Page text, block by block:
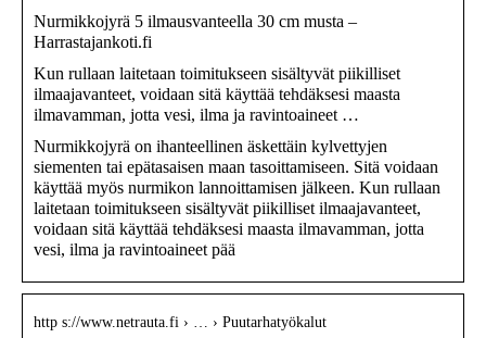
Nurmikkojyrä 5 ilmausvanteella 30 cm musta –
Harrastajankoti.fi
Kun rullaan laitetaan toimitukseen sisältyvät piikilliset
ilmaajavanteet, voidaan sitä käyttää tehdäksesi maasta
ilmavamman, jotta vesi, ilma ja ravintoaineet …
Nurmikkojyrä on ihanteellinen äskettäin kylvettyjen
siementen tai epätasaisen maan tasoittamiseen. Sitä voidaan
käyttää myös nurmikon lannoittamisen jälkeen. Kun rullaan
laitetaan toimitukseen sisältyvät piikilliset ilmaajavanteet,
voidaan sitä käyttää tehdäksesi maasta ilmavamman, jotta
vesi, ilma ja ravintoaineet pää
http s://www.netrauta.fi › … › Puutarhatyökalut